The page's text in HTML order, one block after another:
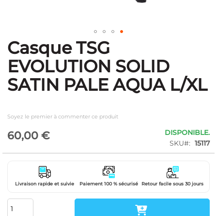
Skip
to
the
beginning
of
the
Casque TSG
EVOLUTION SOLID
SATIN PALE AQUA L/XL
Soyez le premier à commenter ce produit
60,00 €
DISPONIBLE.
SKU
15117
Livraison rapide et suivie Paiement 100 % sécurisé Retour facile sous 30 jours